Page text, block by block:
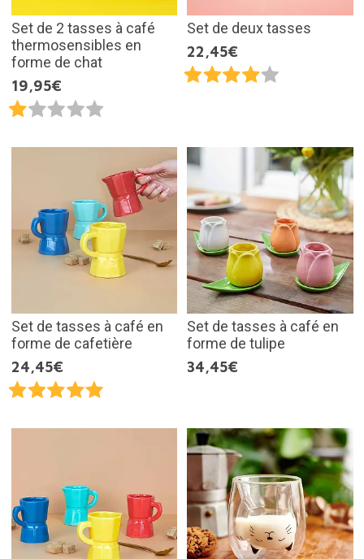
Set de 2 tasses à café
thermosensibles en
forme de chat
19,95€
Set de deux tasses
22,45€
Set de tasses à café en
forme de cafetière
24,45€
Set de tasses à café en
forme de tulipe
34,45€